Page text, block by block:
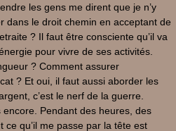
les gens me dirent que je n’y
dans le droit chemin en acceptant de
? Il faut être consciente qu’il va
pour vivre de ses activités.
? Comment assurer
? Et oui, il faut aussi aborder les
c’est le nerf de la guerre.
encore. Pendant des heures, des
ce qu’il me passe par la tête est